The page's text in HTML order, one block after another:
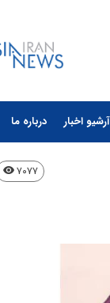
آرشیو اخبار درباره ما
۷۰۷۷